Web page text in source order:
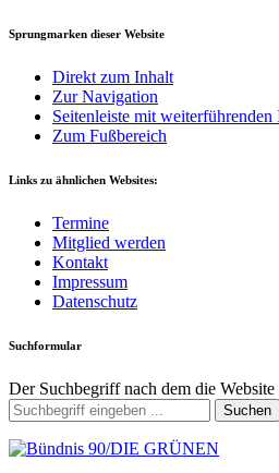
Sprungmarken dieser Website
Direkt zum Inhalt
Zur Navigation
Seitenleiste mit weiterführenden
Zum Fußbereich
Links zu ähnlichen Websites:
Termine
Mitglied werden
Kontakt
Impressum
Datenschutz
Suchformular
Der Suchbegriff nach dem die
Suchen